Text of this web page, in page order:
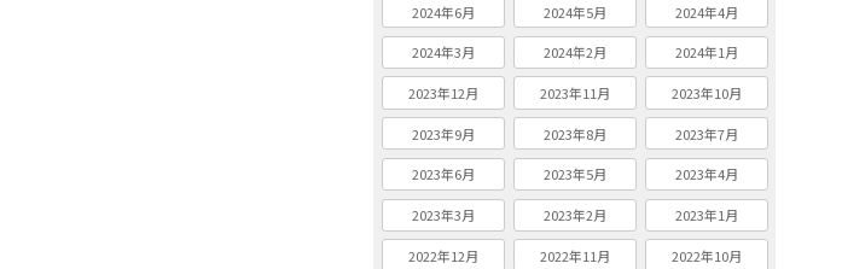
2024年6月 2024年5月 2024年4月
2024年3月 2024年2月 2024年1月
2023年12月 2023年11月 2023年10月
2023年9月 2023年8月 2023年7月
2023年6月 2023年5月 2023年4月
2023年3月 2023年2月 2023年1月
2022年12月 2022年11月 2022年10月